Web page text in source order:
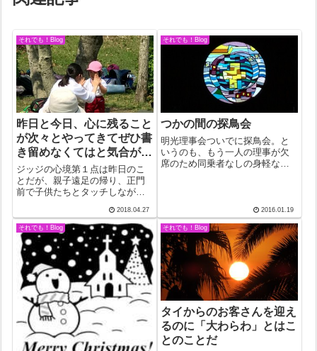
それでも！Blog
昨日と今日、心に残ること
が次々とやってきてぜひ書
き留めなくてはと気合が入
った
ジッジの心境第１点は昨日のこ
とだが、親子遠足の帰り、正門
前で子供たちとタッチしなが
やっていると、１人のお母さん
が声をかけてきた。「ホント
だ、あの時のまんまの顔だ！」
当時卒園した子供たちがお母さ
んになっている頃だか...
2018.04.27
それでも！Blog
つかの間の探鳥会
明光理事会ついでに探鳥会。と
いうのも、もう一人の理事が欠
席のため同乗者なしの身軽な出
めた人工の湖は水鳥たちにも恩
恵をもたらしているようだっ
た。「大口は雪が...
2016.01.19
それでも！Blog それでも！Blog
タイからのお客さんを迎え
るのに「大わらわ」とはこ
とのことだ